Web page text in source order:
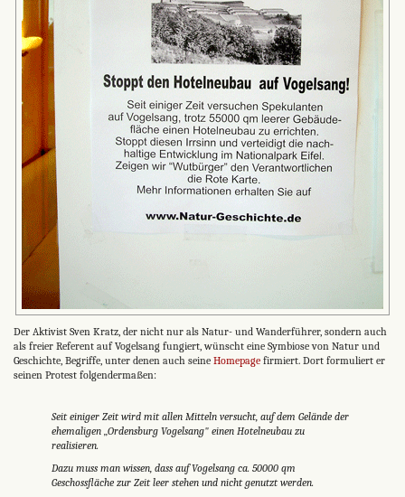
Der Aktivist Sven Kratz, der nicht nur als Natur- und Wanderführer, sondern auch
als freier Referent auf Vogelsang fungiert, wünscht eine Symbiose von Natur und
Geschichte, Begriffe, unter denen auch seine Homepage firmiert. Dort formuliert er
seinen Protest folgendermaßen:
Seit einiger Zeit wird mit allen Mitteln versucht, auf dem Gelände der
ehemaligen „Ordensburg Vogelsang" einen Hotelneubau zu
realisieren.
Dazu muss man wissen, dass auf Vogelsang ca. 50000 qm
Geschossfläche zur Zeit leer stehen und nicht genutzt werden.